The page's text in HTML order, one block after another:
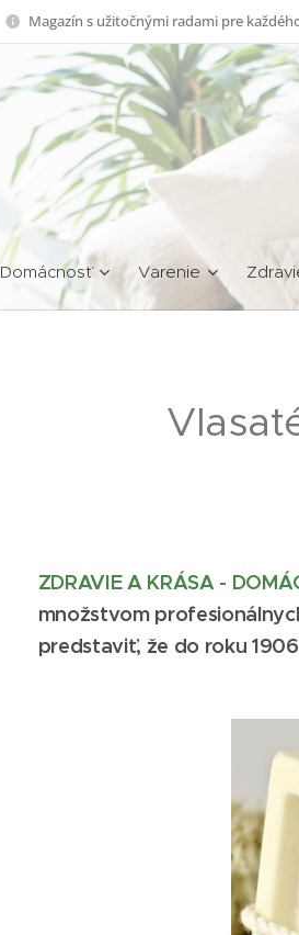
Magazín s užitočnými radami pre
Domácnosť Varenie
ZDRAVIE A KRÁSA -
množstvom
predstaviť, že do roku